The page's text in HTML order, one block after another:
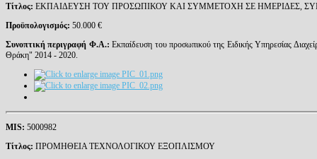
Τίτλος: ΕΚΠΑΙΔΕΥΣΗ ΤΟΥ ΠΡΟΣΩΠΙΚΟΥ ΚΑΙ ΣΥΜΜΕΤΟΧΗ ΣΕ ΗΜΕΡΙΔΕΣ,
Προϋπολογισμός: 50.000 €
Συνοπτική περιγραφή Φ.Α.: Εκπαίδευση του προσωπικού της Ειδικής Υπηρεσίας
Θράκη" 2014 - 2020.
MIS: 5000982
Τίτλος: ΠΡΟΜΗΘΕΙΑ ΤΕΧΝΟΛΟΓΙΚΟΥ ΕΞΟΠΛΙΣΜΟΥ